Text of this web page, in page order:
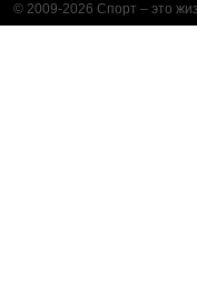
© 2009-2026 Спорт – это